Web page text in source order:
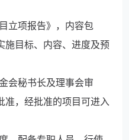
立项报告》，内容包
施目标、内容、进度及预
会秘书长及理事会审
准，经批准的项目可进入